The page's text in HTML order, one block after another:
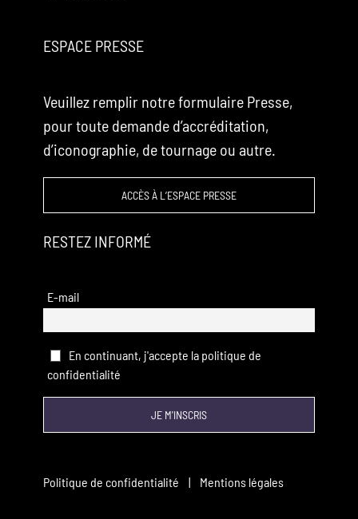
ESPACE PRESSE
Veuillez remplir notre formulaire Presse,
pour toute demande d’accréditation,
d’iconographie, de tournage ou autre.
ACCÈS À L’ESPACE PRESSE
RESTEZ INFORMÉ
E-mail
En continuant, j'accepte la politique de
confidentialité
Politique de confidentialité | Mentions légales